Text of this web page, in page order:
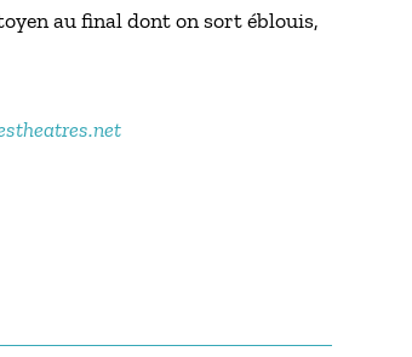
au final dont on sort éblouis,